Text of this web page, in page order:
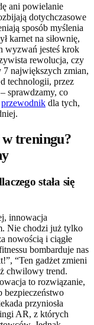
ani powielanie
dotychczasowe
sposób myślenia
karnet na siłownię,
wyzwań jesteś krok
rewolucja, czy
7 największych zmian,
technologii, przez
sprawdzamy, co
przewodnik dla tych,
treningu?
stała się
innowacja
Nie chodzi już tylko
nowością i ciągłe
bombarduje nas
“Ten gadżet zmieni
chwilowy trend.
to rozwiązanie,
bezpieczeństwo
przyniosła
AR, z których